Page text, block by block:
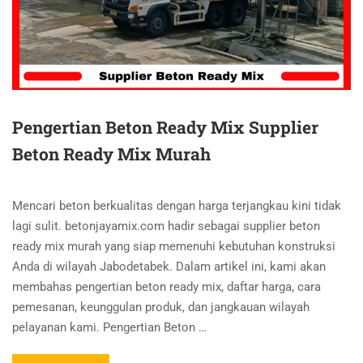
Pengertian Beton Ready Mix Supplier
Beton Ready Mix Murah
Mencari beton berkualitas dengan harga terjangkau kini tidak
lagi sulit. betonjayamix.com hadir sebagai supplier beton
ready mix murah yang siap memenuhi kebutuhan konstruksi
Anda di wilayah Jabodetabek. Dalam artikel ini, kami akan
membahas pengertian beton ready mix, daftar harga, cara
pemesanan, keunggulan produk, dan jangkauan wilayah
pelayanan kami. Pengertian Beton …